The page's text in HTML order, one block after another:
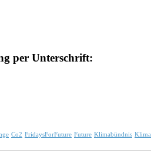
per Unterschrift:
Co2 FridaysForFuture Future Klimabündnis